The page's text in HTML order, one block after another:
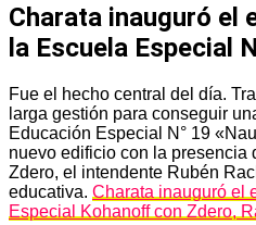
Charata inauguró el
la Escuela Especial
Fue el hecho central del día.
larga gestión para conseguir
Educación Especial N° 19
nuevo edificio con la presencia
Zdero, el intendente Rubén
educativa. Charata inauguró el
Especial Kohanoff con Zdero,